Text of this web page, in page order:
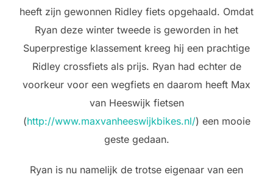
heeft zijn gewonnen Ridley fiets opgehaald. Omdat
Ryan deze winter tweede is geworden in het
Superprestige klassement kreeg hij een prachtige
Ridley crossfiets als prijs. Ryan had echter de
voorkeur voor een wegfiets en daarom heeft Max
van Heeswijk fietsen
(http://www.maxvanheeswijkbikes.nl/) een mooie
geste gedaan.
Ryan is nu namelijk de trotse eigenaar van een